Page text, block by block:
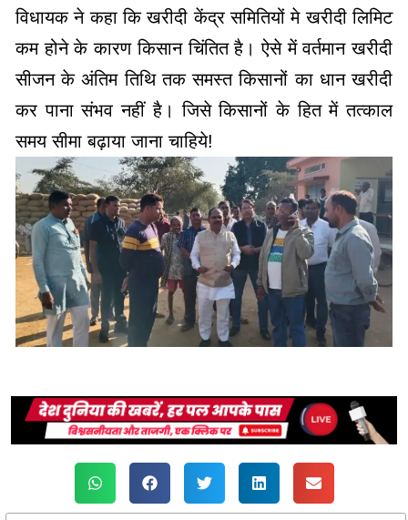
विधायक ने कहा कि खरीदी केंद्र समितियों मे खरीदी लिमिट
कम होने के कारण किसान चिंतित है। ऐसे में वर्तमान खरीदी
सीजन के अंतिम तिथि तक समस्त किसानों का धान खरीदी
कर पाना संभव नहीं है। जिसे किसानों के हित में तत्काल
समय सीमा बढ़ाया जाना चाहिये!